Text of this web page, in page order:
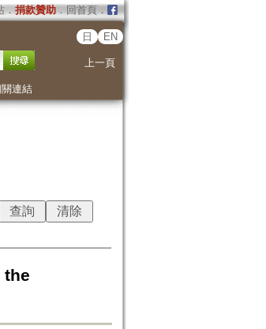
． 捐款贊助．回首頁．
日 EN
上一頁
連結
the